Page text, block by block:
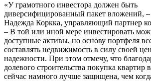
«У грамотного инвестора должен быть
диверсифицированный пакет вложений,
Надежда Коркка, управляющий партнер
– В той или иной мере инвестировать
доступные активы, но основу портфеля
составлять недвижимость в силу своей
надежности. При этом отмечу, что
долевого строительства покупка квартир
сейчас намного лучше защищена, чем